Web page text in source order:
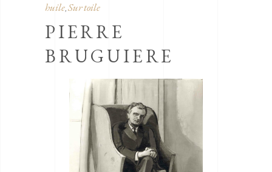
huile, Sur toile
PIERRE
BRUGUIERE